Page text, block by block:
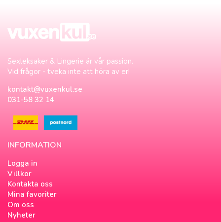
Sexleksaker & Lingerie är vår passion.
Vid frågor - tveka inte att höra av er!
kontakt@vuxenkul.se
031-58 32 14
INFORMATION
Logga in
Villkor
Kontakta oss
Mina favoriter
Om oss
Nyheter